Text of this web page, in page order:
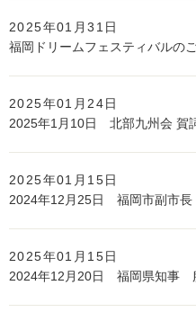
2025年01月31日
福岡ドリームフェスティバルの
2025年01月24日
2025年1月10日 北部九州会 賀
2025年01月15日
2024年12月25日 福岡市副市長
2025年01月15日
2024年12月20日 福岡県知事